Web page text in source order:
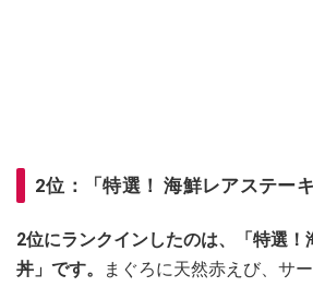
2位：「特選！ 海鮮レアステー
2位にランクインしたのは、「特選！
丼」です。
まぐろに天然赤えび、サ